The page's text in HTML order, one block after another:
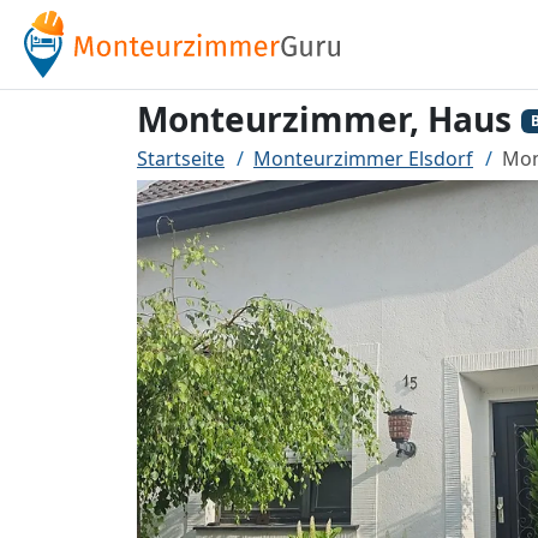
Monteurzimmer, Haus
Startseite Monteurzimmer Elsdorf